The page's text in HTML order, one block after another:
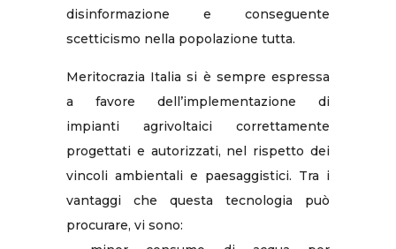
disinformazione e conseguente
scetticismo nella popolazione tutta.
Meritocrazia Italia si è sempre espressa
a favore dell’implementazione di
impianti agrivoltaici correttamente
progettati e autorizzati, nel rispetto dei
vincoli ambientali e paesaggistici. Tra i
vantaggi che questa tecnologia può
procurare, vi sono: